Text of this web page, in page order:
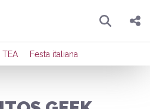
Pesquisar
Compartilhar
Enviar por Whatsapp
TEA Festa italiana